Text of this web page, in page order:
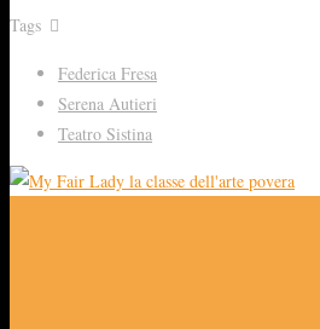
Tags
Federica Fresa
Serena Autieri
Teatro Sistina